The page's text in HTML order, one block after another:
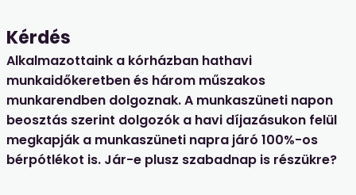
Kérdés
Alkalmazottaink a kórházban hathavi
munkaidőkeretben és három műszakos
munkarendben dolgoznak. A munkaszüneti napon
beosztás szerint dolgozók a havi díjazásukon felül
megkapják a munkaszüneti napra járó 100%-os
bérpótlékot is. Jár-e plusz szabadnap is részükre?